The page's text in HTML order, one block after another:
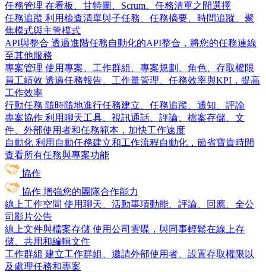
任務管理 在看板、甘特圖、Scrum、任務清單之間選擇
任務追蹤 利用檢查清單與子任務、任務摘要、時間追蹤、聚
焦模式與主管模式
API與整合 透過進階任務自動化的API整合，將您的任務連線
至其他服務
專案管理 使用專案、工作群組、專案規劃、角色、存取權限
員工績效 透過任務報告、工作量管理、任務效率與KPI，提高
工作效率
行動任務 隨時隨地進行任務建立、任務追蹤、通知、評論
專案協作 利用聊天工具、視訊通話、評論、檔案存儲、文
件、外部使用者和任務範本，加快工作速度
自動化 利用自動任務建立和工作流程自動化，節省寶貴時間
查看所有任務與專案功能
協作
協作 增強您的團隊合作能力
線上工作空間 使用聊天、活動事項動能、評論、回應、全公
司影片公告
線上文件與檔案存儲 使用公司雲碟，與同事輕鬆在線上存
儲、共用和編輯文件
工作群組 建立工作群組、邀請外部使用者、設置存取權限以
及處理任務和專案